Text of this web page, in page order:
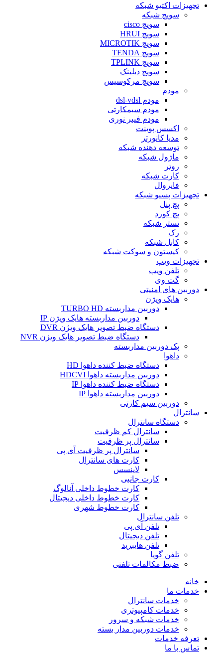
تجهیزات اکتیو شبکه
سویچ شبکه
سویچ cisco
سویچ HRUI
سویچ MICROTIK
سویچ TENDA
سویچ TPLINK
سویچ دیلینک
سویچ مرکوسیس
مودم
مودم dsl-vdsl
مودم سیمکارتی
مودم فیبر نوری
اکسس پوینت
مدیا کانورتر
توسعه دهنده شبکه
ماژول شبکه
روتر
کارت شبکه
فایروال
تجهیزات پسیو شبکه
پچ پنل
پچ کورد
تستر شبکه
رک
کابل شبکه
کیستون و سوکت شبکه
تجهیزات ویپ
تلفن ویپ
گت وی
دوربین های امنیتی
هایک ویژن
دوربین مداربسته TURBO HD
دوربین مداربسته هایک ویژن IP
دستگاه ضبط تصویر هایک ویژن DVR
دستگاه ضبط تصویر هایک ویژن NVR
پک دوربین مداربسته
داهوا
دستگاه ضبط کننده داهوا HD
دوربین مداربسته داهوا HDCVI
دستگاه ضبط کننده داهوا IP
دوربین مداربسته داهوا IP
دوربین سیم کارتی
سانترال
دستگاه سانترال
سانترال کم ظرفیت
سانترال پر ظرفیت
سانترال پر ظرفیت آی پی
کارت های سانترال
لاینسس
کارت جانبی
کارت خطوط داخلی آنالوگ
کارت خطوط داخلی دیجیتال
کارت خطوط شهری
تلفن سانترال
تلفن آی پی
تلفن دیجیتال
تلفن هایبرید
تلفن گویا
ضبط مکالمات تلفنی
خانه
خدمات ما
خدمات سانترال
خدمات کامپیوتری
خدمات شبکه و سرور
خدمات دوربین مدار بسته
تعرفه خدمات
تماس با ما